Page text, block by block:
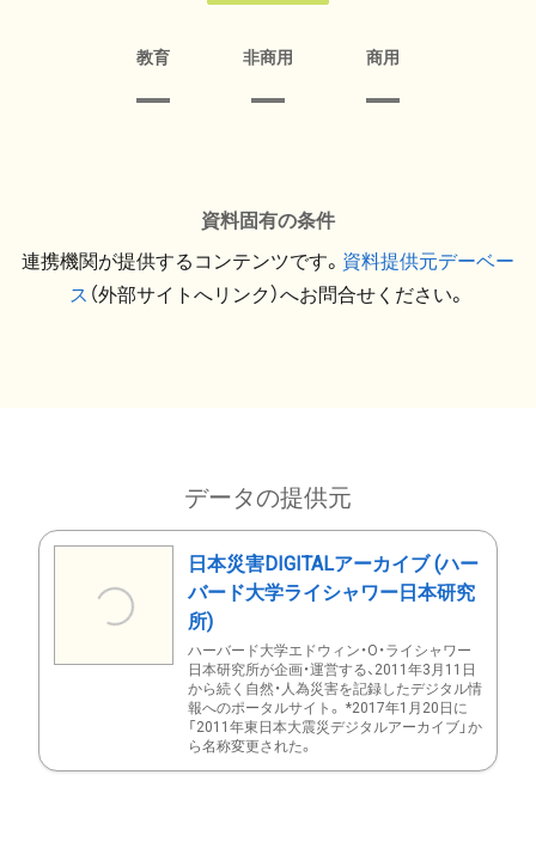
教育 非商用 商用
資料固有の条件
連携機関が提供するコンテンツです。 資料提供元デーベー
ス （外部サイトへリンク）へお問合せください。
データの提供元
日本災害DIGITALアーカイブ (ハー
バード大学ライシャワー日本研究
所)
ハーバード大学エドウィン・O・ライシャワー
日本研究所が企画・運営する、2011年3月11日
から続く自然・人為災害を記録したデジタル情
報へのポータルサイト。 *2017年1月20日に
「2011年東日本大震災デジタルアーカイブ」か
ら名称変更された。